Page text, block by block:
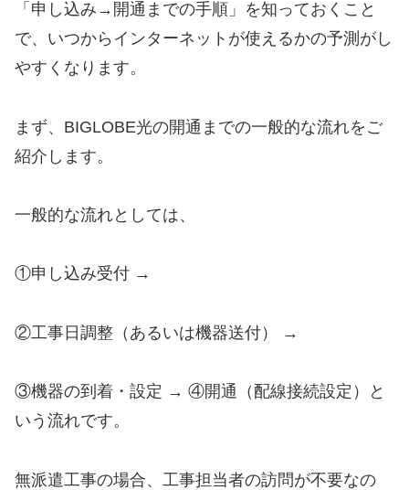
「申し込み→開通までの手順」を知っておくこと
で、いつからインターネットが使えるかの予測がし
やすくなります。
まず、BIGLOBE光の開通までの一般的な流れをご
紹介します。
一般的な流れとしては、
①申し込み受付 →
②工事日調整（あるいは機器送付） →
③機器の到着・設定 → ④開通（配線接続設定）と
いう流れです。
無派遣工事の場合、工事担当者の訪問が不要なの